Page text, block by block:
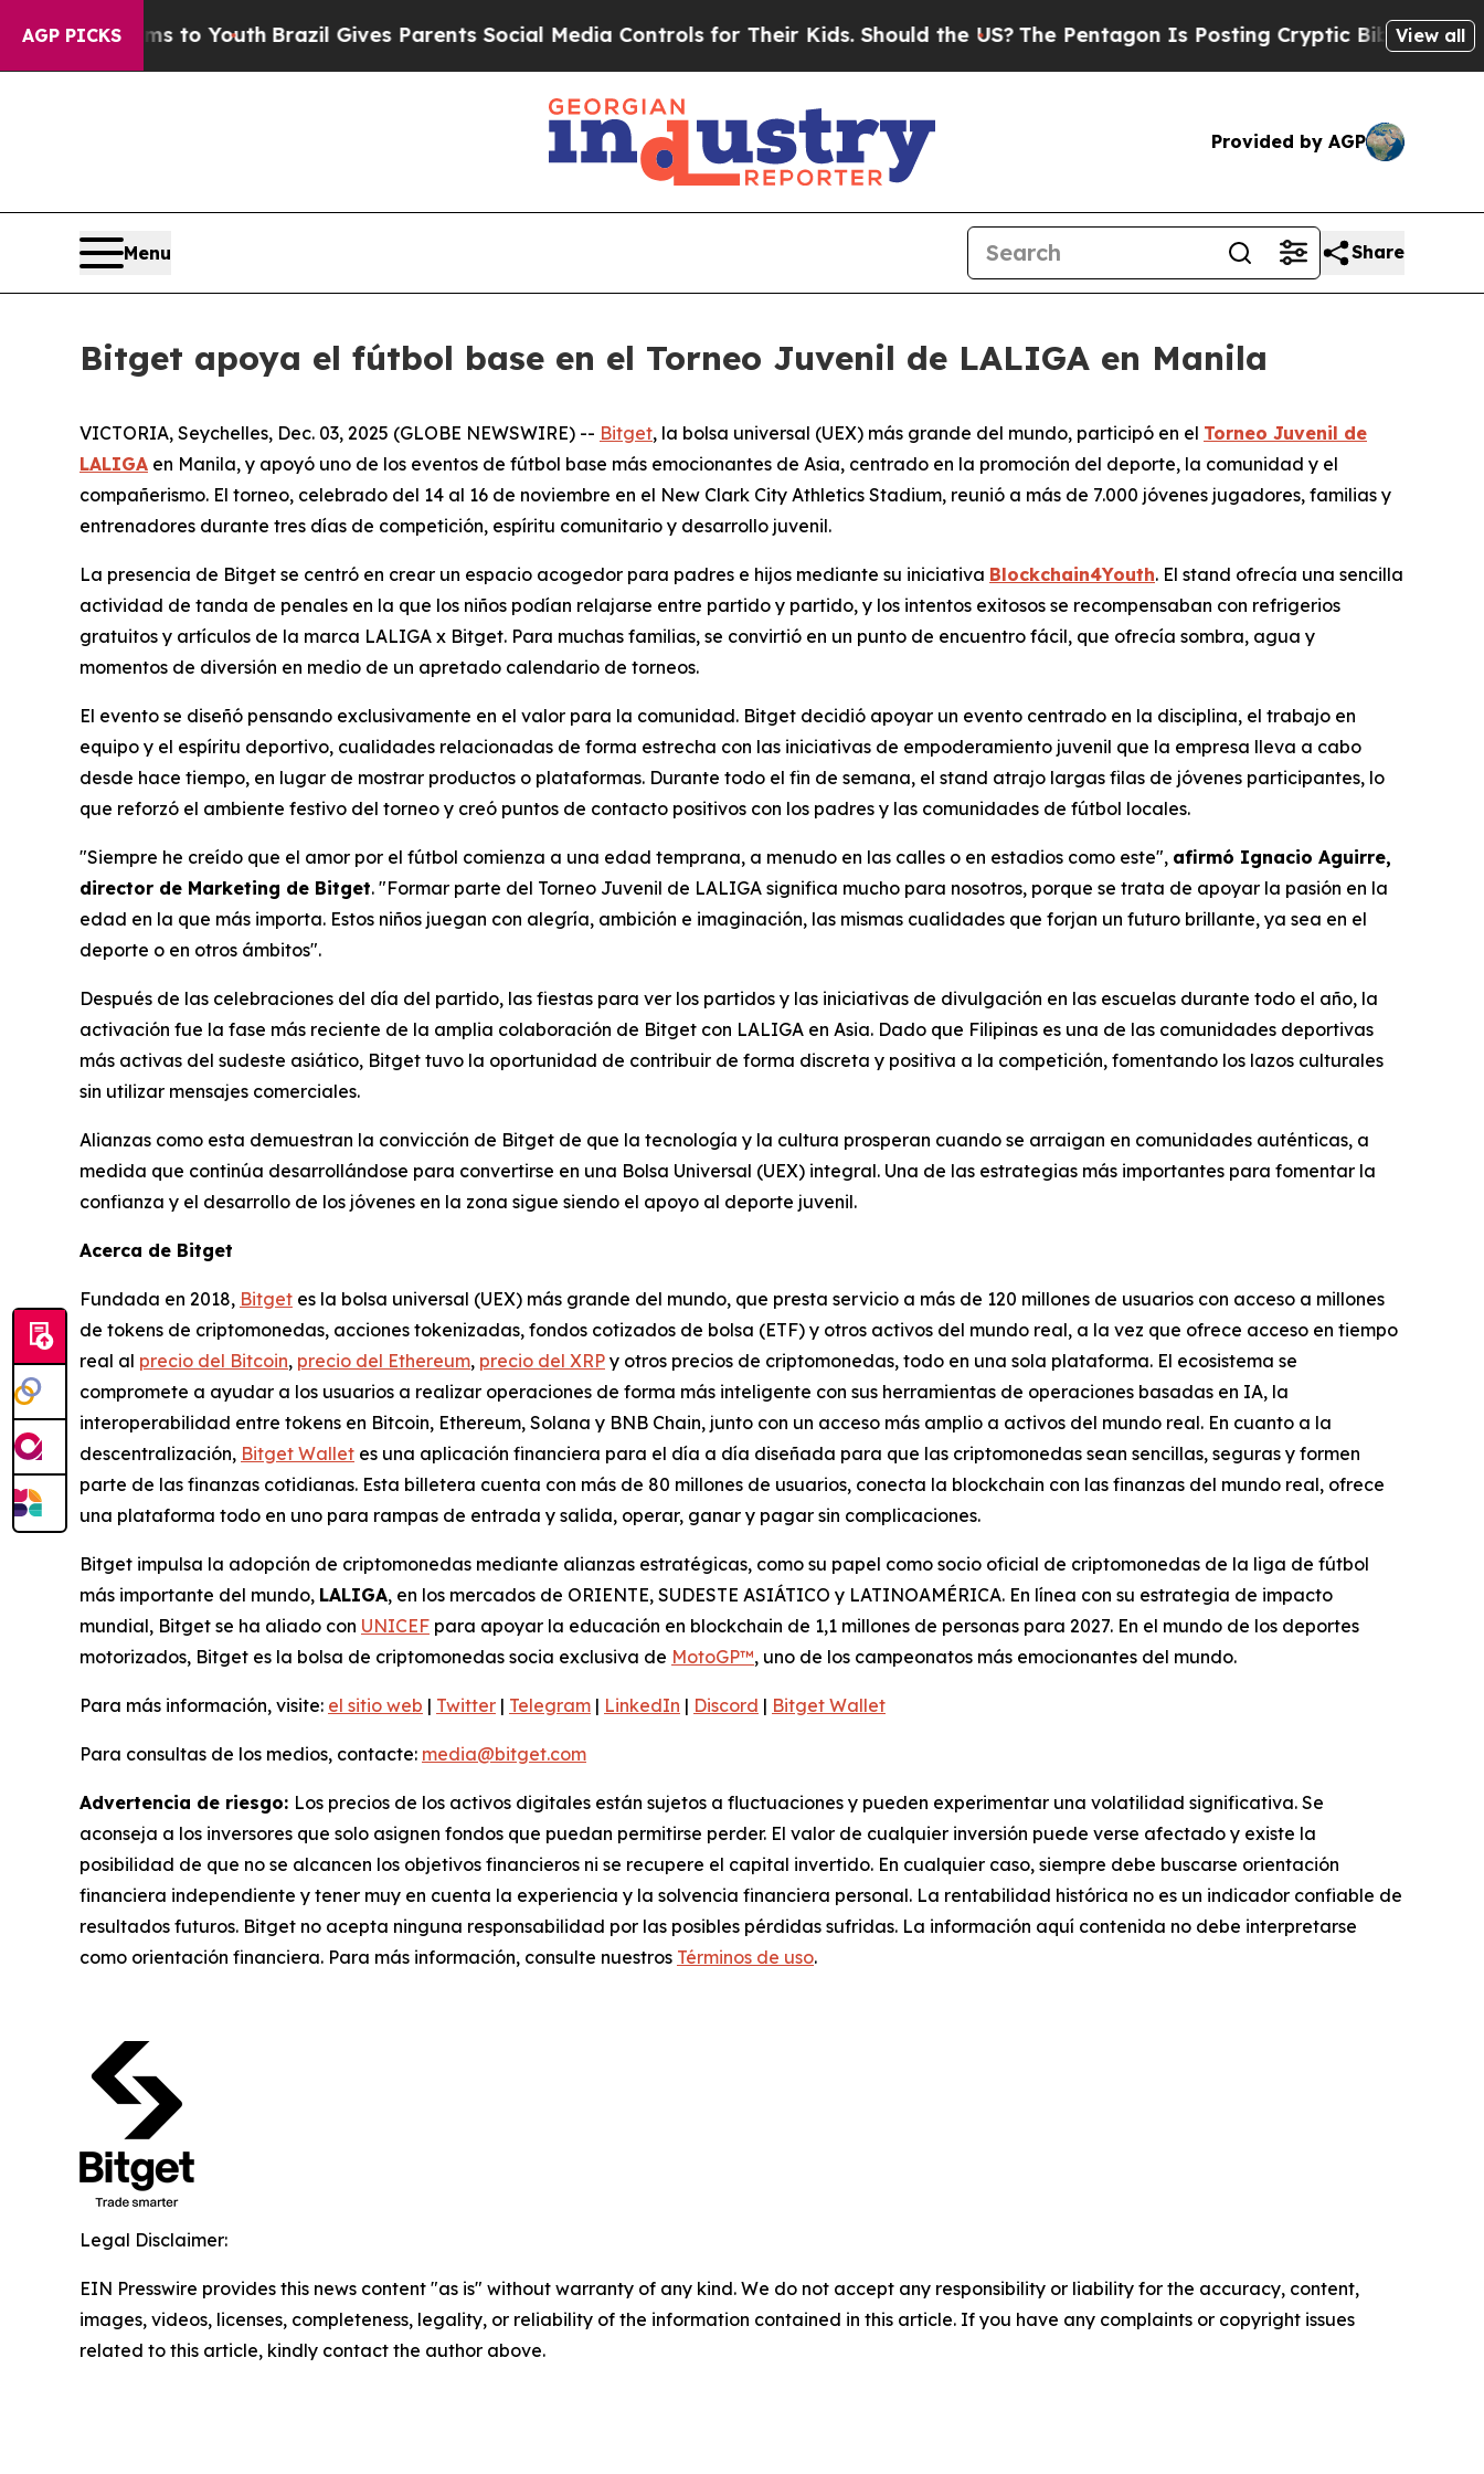
AGP PICKS
Harms to YouthBrazil Gives Parents Social Media Controls for Their Kids. Should the US? The Pentagon Is Posting Cryptic Biblical Messages
View all
Provided by AGP
Menu Share
Bitget apoya el fútbol base en el Torneo Juvenil de LALIGA en Manila
VICTORIA, Seychelles, Dec. 03, 2025 (GLOBE NEWSWIRE) -- Bitget, la bolsa universal (UEX) más grande del mundo, participó en el Torneo Juvenil de
LALIGA en Manila, y apoyó uno de los eventos de fútbol base más emocionantes de Asia, centrado en la promoción del deporte, la comunidad y el
compañerismo. El torneo, celebrado del 14 al 16 de noviembre en el New Clark City Athletics Stadium, reunió a más de 7.000 jóvenes jugadores, familias y
entrenadores durante tres días de competición, espíritu comunitario y desarrollo juvenil.
La presencia de Bitget se centró en crear un espacio acogedor para padres e hijos mediante su iniciativa Blockchain4Youth. El stand ofrecía una sencilla
actividad de tanda de penales en la que los niños podían relajarse entre partido y partido, y los intentos exitosos se recompensaban con refrigerios
gratuitos y artículos de la marca LALIGA x Bitget. Para muchas familias, se convirtió en un punto de encuentro fácil, que ofrecía sombra, agua y
momentos de diversión en medio de un apretado calendario de torneos.
El evento se diseñó pensando exclusivamente en el valor para la comunidad. Bitget decidió apoyar un evento centrado en la disciplina, el trabajo en
equipo y el espíritu deportivo, cualidades relacionadas de forma estrecha con las iniciativas de empoderamiento juvenil que la empresa lleva a cabo
desde hace tiempo, en lugar de mostrar productos o plataformas. Durante todo el fin de semana, el stand atrajo largas filas de jóvenes participantes, lo
que reforzó el ambiente festivo del torneo y creó puntos de contacto positivos con los padres y las comunidades de fútbol locales.
"Siempre he creído que el amor por el fútbol comienza a una edad temprana, a menudo en las calles o en estadios como este", afirmó Ignacio Aguirre,
director de Marketing de Bitget. "Formar parte del Torneo Juvenil de LALIGA significa mucho para nosotros, porque se trata de apoyar la pasión en la
edad en la que más importa. Estos niños juegan con alegría, ambición e imaginación, las mismas cualidades que forjan un futuro brillante, ya sea en el
deporte o en otros ámbitos".
Después de las celebraciones del día del partido, las fiestas para ver los partidos y las iniciativas de divulgación en las escuelas durante todo el año, la
activación fue la fase más reciente de la amplia colaboración de Bitget con LALIGA en Asia. Dado que Filipinas es una de las comunidades deportivas
más activas del sudeste asiático, Bitget tuvo la oportunidad de contribuir de forma discreta y positiva a la competición, fomentando los lazos culturales
sin utilizar mensajes comerciales.
Alianzas como esta demuestran la convicción de Bitget de que la tecnología y la cultura prosperan cuando se arraigan en comunidades auténticas, a
medida que continúa desarrollándose para convertirse en una Bolsa Universal (UEX) integral. Una de las estrategias más importantes para fomentar la
confianza y el desarrollo de los jóvenes en la zona sigue siendo el apoyo al deporte juvenil.
Acerca de Bitget
Fundada en 2018, Bitget es la bolsa universal (UEX) más grande del mundo, que presta servicio a más de 120 millones de usuarios con acceso a millones
de tokens de criptomonedas, acciones tokenizadas, fondos cotizados de bolsa (ETF) y otros activos del mundo real, a la vez que ofrece acceso en tiempo
real al precio del Bitcoin, precio del Ethereum, precio del XRP y otros precios de criptomonedas, todo en una sola plataforma. El ecosistema se
compromete a ayudar a los usuarios a realizar operaciones de forma más inteligente con sus herramientas de operaciones basadas en IA, la
interoperabilidad entre tokens en Bitcoin, Ethereum, Solana y BNB Chain, junto con un acceso más amplio a activos del mundo real. En cuanto a la
descentralización, Bitget Wallet es una aplicación financiera para el día a día diseñada para que las criptomonedas sean sencillas, seguras y formen
parte de las finanzas cotidianas. Esta billetera cuenta con más de 80 millones de usuarios, conecta la blockchain con las finanzas del mundo real, ofrece
una plataforma todo en uno para rampas de entrada y salida, operar, ganar y pagar sin complicaciones.
Bitget impulsa la adopción de criptomonedas mediante alianzas estratégicas, como su papel como socio oficial de criptomonedas de la liga de fútbol
más importante del mundo, LALIGA, en los mercados de ORIENTE, SUDESTE ASIÁTICO y LATINOAMÉRICA. En línea con su estrategia de impacto
mundial, Bitget se ha aliado con UNICEF para apoyar la educación en blockchain de 1,1 millones de personas para 2027. En el mundo de los deportes
motorizados, Bitget es la bolsa de criptomonedas socia exclusiva de MotoGP™, uno de los campeonatos más emocionantes del mundo.
Para más información, visite: el sitio web | Twitter | Telegram | LinkedIn | Discord | Bitget Wallet
Para consultas de los medios, contacte: media@bitget.com
Advertencia de riesgo: Los precios de los activos digitales están sujetos a fluctuaciones y pueden experimentar una volatilidad significativa. Se
aconseja a los inversores que solo asignen fondos que puedan permitirse perder. El valor de cualquier inversión puede verse afectado y existe la
posibilidad de que no se alcancen los objetivos financieros ni se recupere el capital invertido. En cualquier caso, siempre debe buscarse orientación
financiera independiente y tener muy en cuenta la experiencia y la solvencia financiera personal. La rentabilidad histórica no es un indicador confiable de
resultados futuros. Bitget no acepta ninguna responsabilidad por las posibles pérdidas sufridas. La información aquí contenida no debe interpretarse
como orientación financiera. Para más información, consulte nuestros Términos de uso.
Legal Disclaimer:
EIN Presswire provides this news content "as is" without warranty of any kind. We do not accept any responsibility or liability for the accuracy, content,
images, videos, licenses, completeness, legality, or reliability of the information contained in this article. If you have any complaints or copyright issues
related to this article, kindly contact the author above.